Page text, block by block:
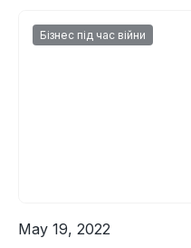
Бізнес під час війни
May 19, 2022